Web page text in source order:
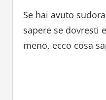
Se hai avuto
sapere se dovresti
meno, ecco cosa